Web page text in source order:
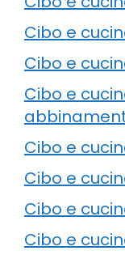
Cibo e
Cibo e
Cibo e
Cibo e
Cibo e
Cibo e
Cibo e